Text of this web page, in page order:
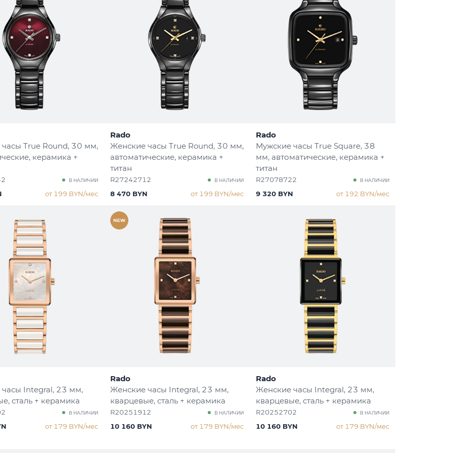
True Round, 30 мм,
керамика +
В НАЛИЧИИ
от 199 BYN/мес
Rado
Женские часы True Round, 30 мм,
автоматические, керамика +
титан
R27242712 В НАЛИЧИИ
8 470 BYN от 199 BYN/мес
Rado
Мужские часы True Square, 38
мм, автоматические, керамика +
титан
R27078722 В НАЛИЧИИ
9 320 BYN от 192 BYN/мес
Integral, 23 мм,
сталь + керамика
В НАЛИЧИИ
от 179 BYN/мес
Rado
Женские часы Integral, 23 мм,
кварцевые, сталь + керамика
R20251912 В НАЛИЧИИ
10 160 BYN от 179 BYN/мес
Rado
Женские часы Integral, 23 мм,
кварцевые, сталь + керамика
R20252702 В НАЛИЧИИ
10 160 BYN от 179 BYN/мес